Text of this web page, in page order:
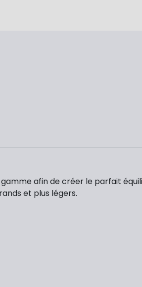
afin de créer le parfait
et plus légers.